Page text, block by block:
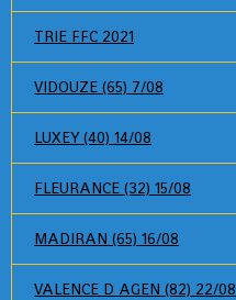
TRIE FFC 2021
VIDOUZE (65) 7/08
LUXEY (40) 14/08
FLEURANCE (32) 15/08
MADIRAN (65) 16/08
VALENCE D AGEN (82) 22/08